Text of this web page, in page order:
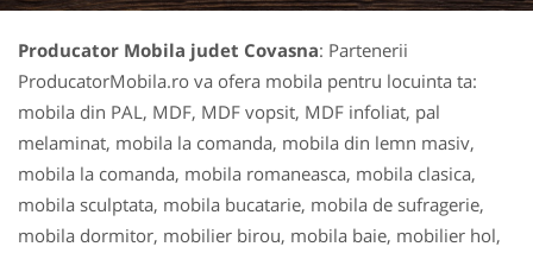
Producator Mobila judet Covasna: Partenerii
ProducatorMobila.ro va ofera mobila pentru locuinta ta:
mobila din PAL, MDF, MDF vopsit, MDF infoliat, pal
melaminat, mobila la comanda, mobila din lemn masiv,
mobila la comanda, mobila romaneasca, mobila clasica,
mobila sculptata, mobila bucatarie, mobila de sufragerie,
mobila dormitor, mobilier birou, mobila baie, mobilier hol,